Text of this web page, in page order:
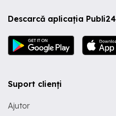
Descarcă aplicația Publi24
Suport clienți
Ajutor